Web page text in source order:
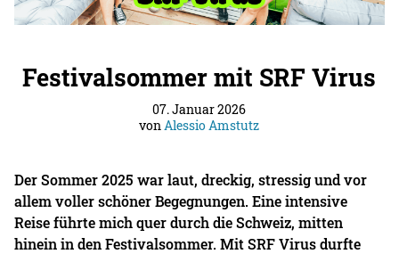
Festivalsommer mit SRF Virus
07. Januar 2026
vonAlessio Amstutz
Der Sommer 2025 war laut, dreckig, stressig und vor
allem voller schöner Begegnungen. Eine intensive
Reise führte mich quer durch die Schweiz, mitten
hinein in den Festivalsommer. Mit SRF Virus durfte